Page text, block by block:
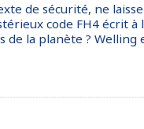
de sécurité, ne
code FH4 écrit à
la planète ?